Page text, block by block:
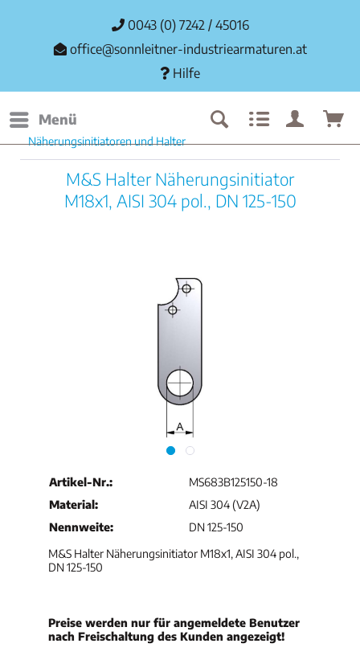
0043 (0) 7242 / 45016
office@sonnleitner-industriearmaturen.at
Hilfe
Menü
Näherungsinitiatoren und Halter
M&S Halter Näherungsinitiator
M18x1, AISI 304 pol., DN 125-150
Artikel-Nr.:
MS683B125150-18
Material:
AISI 304 (V2A)
Nennweite:
DN 125-150
M&S Halter Näherungsinitiator M18x1, AISI 304 pol.,
DN 125-150
Preise werden nur für angemeldete Benutzer
nach Freischaltung des Kunden angezeigt!